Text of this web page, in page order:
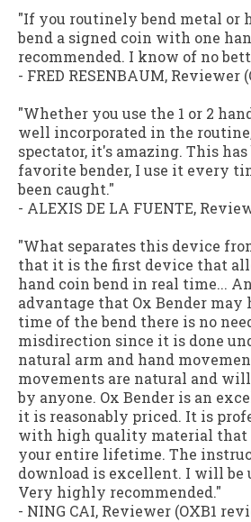
"If you routinely bend metal or
bend a signed coin with one
recommended. I know of no
- FRED RESENBAUM, Reviewer
"Whether you use the 1 or 2
well incorporated in the
spectator, it's amazing. This has
favorite bender, I use it every
been caught."
- ALEXIS DE LA FUENTE,
"What separates this device
that it is the first device that
hand coin bend in real time...
advantage that Ox Bender may
time of the bend there is no
misdirection since it is done
natural arm and hand
movements are natural and
by anyone. Ox Bender is an
it is reasonably priced. It is
with high quality material that
your entire lifetime. The
download is excellent. I will be
Very highly recommended."
- NING CAI, Reviewer (OXB1